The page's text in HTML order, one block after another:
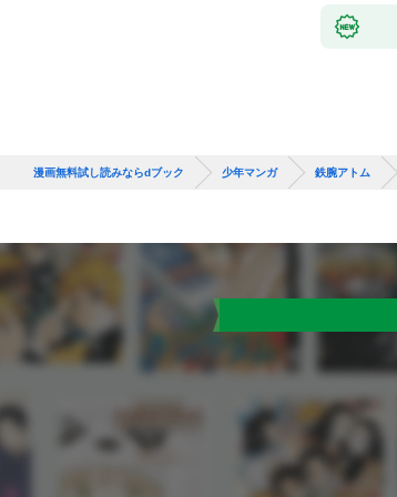
漫画無料試し読みならdブック 少年マンガ 鉄腕アトム